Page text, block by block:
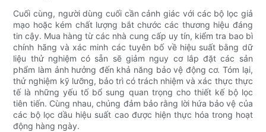
Cuối cùng, người dùng cuối cần cảnh giác với các bộ lọc giả
mạo hoặc kém chất lượng bắt chước các thương hiệu đáng
tin cậy. Mua hàng từ các nhà cung cấp uy tín, kiểm tra bao bì
chính hãng và xác minh các tuyên bố về hiệu suất bằng dữ
liệu thử nghiệm có sẵn sẽ giảm nguy cơ lắp đặt các sản
phẩm làm ảnh hưởng đến khả năng bảo vệ động cơ. Tóm lại,
thử nghiệm kỹ lưỡng, bảo trì có trách nhiệm và xác thực thực
tế là những yếu tố bổ sung quan trọng cho thiết kế bộ lọc
tiên tiến. Cùng nhau, chúng đảm bảo rằng lời hứa bảo vệ của
các bộ lọc dầu hiệu suất cao được hiện thực hóa trong hoạt
động hàng ngày.